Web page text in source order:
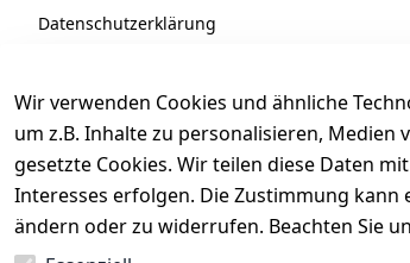
Wir verwenden Cookies und ähnliche
um z.B. Inhalte zu personalisieren,
gesetzte Cookies. Wir teilen diese Daten
Interesses erfolgen. Die Zustimmung
ändern oder zu widerrufen. Beachten Sie
Datenschutzerklärung